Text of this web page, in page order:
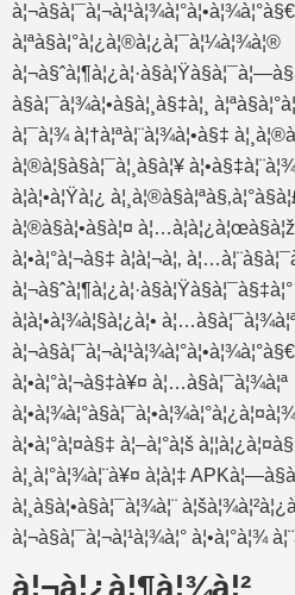
à¦ªà§à¦°à¦¿à¦®à¦¿à¦¯à¦¼à¦¾à¦®
à§à¦¯à¦¾à¦•à§à¦¸à§‡à¦¸
à¦¯à¦¾ à¦†à¦ªà¦¨à¦¾à¦•à§‡
à¦®à¦§à§à¦¯à¦¸à§à¦¥
à¦à¦•à¦Ÿà¦¿
à¦®à§à¦•à§à¦¤
à¦•à¦°à¦¬à§‡ à¦à¦¬à¦‚
à¦à¦•à¦¾à¦§à¦¿à¦•
à¦•à¦°à¦¬à§‡à¥¤ à¦…à§à¦¯à¦¾à¦ª
à¦•à¦°à¦¤à§‡ à¦–à¦°à¦š
à¦¸à¦°à¦¾à¦¨à¥¤ à¦à¦‡
à¦¸à§à¦•à§à¦¯à¦¾à¦¨
à¦¬à§à¦¯à¦¬à¦¹à¦¾à¦° à¦•à¦°à¦¾